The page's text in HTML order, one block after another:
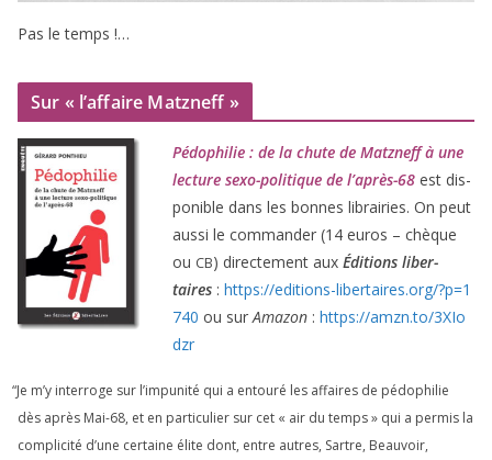
Pas le temps !…
Sur « l’affaire Matzneff »
Pédophilie : de la chute de Matzneff à une
lec­ture sexo-poli­tique de l’après-68 est dis­
po­nible dans les bonnes librai­ries. On peut
aus­si le com­man­der (14 euros – chèque
ou CB) direc­te­ment aux Éditions liber­
taires : https://​edi​tions​-liber​taires​.org/​?​p​=​1
740 ou surAmazon : https://​amzn​.to/​3​X​I​o​
dzr
“Je m’y inter­roge sur l’impunité qui a entou­ré les affaires de pédo­phi­lie
dès après Mai-68, et en par­ti­cu­lier sur cet « air du temps » qui a per­mis la
com­pli­ci­té d’une cer­taine élite dont, entre autres, Sartre, Beauvoir,